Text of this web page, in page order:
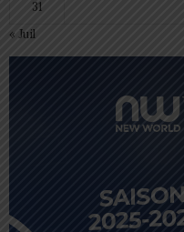
31
« Juil